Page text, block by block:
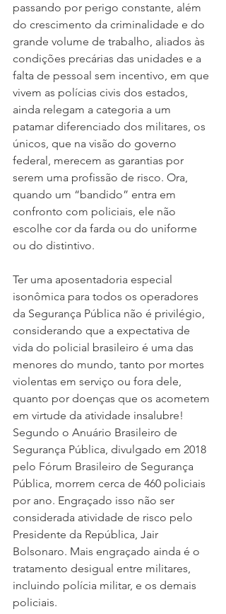
passando por perigo constante, além
do crescimento da criminalidade e do
grande volume de trabalho, aliados às
condições precárias das unidades e a
falta de pessoal sem incentivo, em que
vivem as polícias civis dos estados,
ainda relegam a categoria a um
patamar diferenciado dos militares, os
únicos, que na visão do governo
federal, merecem as garantias por
serem uma profissão de risco. Ora,
quando um “bandido” entra em
confronto com policiais, ele não
escolhe cor da farda ou do uniforme
ou do distintivo.
Ter uma aposentadoria especial
isonômica para todos os operadores
da Segurança Pública não é privilégio,
considerando que a expectativa de
vida do policial brasileiro é uma das
menores do mundo, tanto por mortes
violentas em serviço ou fora dele,
quanto por doenças que os acometem
em virtude da atividade insalubre!
Segundo o Anuário Brasileiro de
Segurança Pública, divulgado em 2018
pelo Fórum Brasileiro de Segurança
Pública, morrem cerca de 460 policiais
por ano. Engraçado isso não ser
considerada atividade de risco pelo
Presidente da República, Jair
Bolsonaro. Mais engraçado ainda é o
tratamento desigual entre militares,
incluindo polícia militar, e os demais
policiais.